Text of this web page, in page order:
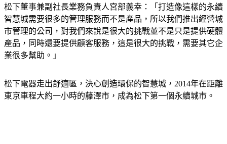
松下董事兼副社長業務負責人宮部義幸：「打造像這樣的永續
智慧城需要很多的管理服務而不是產品，所以我們推出經營城
市管理的公司，對我們來說是很大的挑戰並不是只是提供硬體
產品，同時還要提供顧客服務，這是很大的挑戰，需要其它企
業很多幫助。」
松下電器走出舒適區，決心創造環保的智慧城，2014年在距離
東京車程大約一小時的藤澤市，成為松下第一個永續城市。